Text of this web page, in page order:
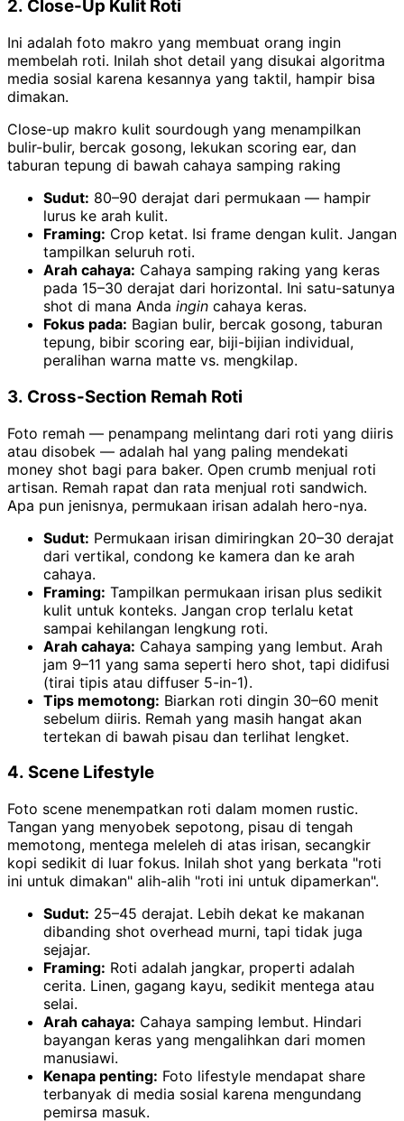
2. Close-Up Kulit Roti
Ini adalah foto makro yang membuat orang ingin
membelah roti. Inilah shot detail yang disukai algoritma
media sosial karena kesannya yang taktil, hampir bisa
dimakan.
Close-up makro kulit sourdough yang menampilkan
bulir-bulir, bercak gosong, lekukan scoring ear, dan
taburan tepung di bawah cahaya samping raking
Sudut: 80–90 derajat dari permukaan — hampir
lurus ke arah kulit.
Framing: Crop ketat. Isi frame dengan kulit. Jangan
tampilkan seluruh roti.
Arah cahaya: Cahaya samping raking yang keras
pada 15–30 derajat dari horizontal. Ini satu-satunya
shot di mana Anda ingin cahaya keras.
Fokus pada: Bagian bulir, bercak gosong, taburan
tepung, bibir scoring ear, biji-bijian individual,
peralihan warna matte vs. mengkilap.
3. Cross-Section Remah Roti
Foto remah — penampang melintang dari roti yang diiris
atau disobek — adalah hal yang paling mendekati
money shot bagi para baker. Open crumb menjual roti
artisan. Remah rapat dan rata menjual roti sandwich.
Apa pun jenisnya, permukaan irisan adalah hero-nya.
Sudut: Permukaan irisan dimiringkan 20–30 derajat
dari vertikal, condong ke kamera dan ke arah
cahaya.
Framing: Tampilkan permukaan irisan plus sedikit
kulit untuk konteks. Jangan crop terlalu ketat
sampai kehilangan lengkung roti.
Arah cahaya: Cahaya samping yang lembut. Arah
jam 9–11 yang sama seperti hero shot, tapi didifusi
(tirai tipis atau diffuser 5-in-1).
Tips memotong: Biarkan roti dingin 30–60 menit
sebelum diiris. Remah yang masih hangat akan
tertekan di bawah pisau dan terlihat lengket.
4. Scene Lifestyle
Foto scene menempatkan roti dalam momen rustic.
Tangan yang menyobek sepotong, pisau di tengah
memotong, mentega meleleh di atas irisan, secangkir
kopi sedikit di luar fokus. Inilah shot yang berkata "roti
ini untuk dimakan" alih-alih "roti ini untuk dipamerkan".
Sudut: 25–45 derajat. Lebih dekat ke makanan
dibanding shot overhead murni, tapi tidak juga
sejajar.
Framing: Roti adalah jangkar, properti adalah
cerita. Linen, gagang kayu, sedikit mentega atau
selai.
Arah cahaya: Cahaya samping lembut. Hindari
bayangan keras yang mengalihkan dari momen
manusiawi.
Kenapa penting: Foto lifestyle mendapat share
terbanyak di media sosial karena mengundang
pemirsa masuk.